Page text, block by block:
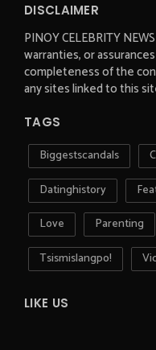
DISCLAIMER
PINOY CELEBRITY
warranties, or
completeness of the
any sites linked to this
TAGS
Biggestscandals
Datinghistory
Love
Parenting
Tsismislangpo!
LIKE US